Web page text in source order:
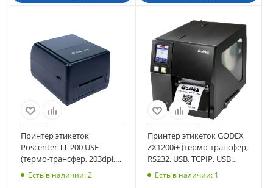
Принтер этикеток
Poscenter TT-200 USE
(термо-трансфер, 203dpi,
USB+Serial+Ethernet)
Есть в наличии: 2
Принтер этикеток GODEX
ZX1200i+ (термо-трансфер,
RS232, USB, TCPIP, USB
HOST) (011-Z2i072-A00)
Есть в наличии: 1